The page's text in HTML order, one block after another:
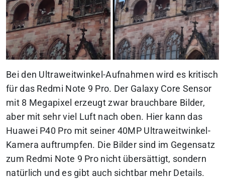
Bei den Ultraweitwinkel-Aufnahmen wird es kritisch
für das Redmi Note 9 Pro. Der Galaxy Core Sensor
mit 8 Megapixel erzeugt zwar brauchbare Bilder,
aber mit sehr viel Luft nach oben. Hier kann das
Huawei P40 Pro mit seiner 40MP Ultraweitwinkel-
Kamera auftrumpfen. Die Bilder sind im Gegensatz
zum Redmi Note 9 Pro nicht übersättigt, sondern
natürlich und es gibt auch sichtbar mehr Details.